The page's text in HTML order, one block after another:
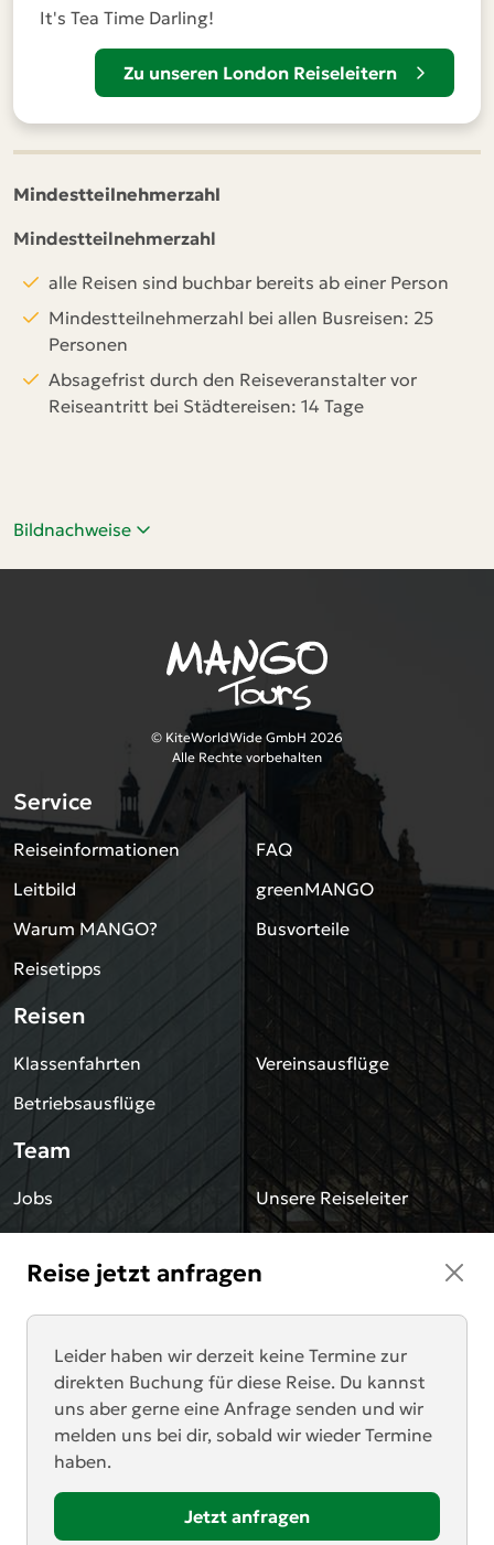
It's Tea Time Darling!
Zu unseren London Reiseleitern
Mindestteilnehmerzahl
Mindestteilnehmerzahl
alle Reisen sind buchbar bereits ab einer Person
Mindestteilnehmerzahl bei allen Busreisen: 25
Personen
Absagefrist durch den Reiseveranstalter vor
Reiseantritt bei Städtereisen: 14 Tage
Reise jetzt anfragen
Leider haben wir derzeit keine Termine zur
direkten Buchung für diese Reise. Du kannst
uns aber gerne eine Anfrage senden und wir
melden uns bei dir, sobald wir wieder Termine
haben.
Jetzt anfragen
Bildnachweise
© KiteWorldWide GmbH 2026
Alle Rechte vorbehalten
Service
Reiseinformationen
Leitbild
Warum MANGO?
Reisetipps
FAQ
greenMANGO
Busvorteile
Reisen
Klassenfahrten
Betriebsausflüge
Vereinsausflüge
Team
Jobs Unsere Reiseleiter
Sonstiges
Downloads
Datenschutz
Newsletter
Kontakt
Anrufen
Mail schreiben
Zum Angebotsformular